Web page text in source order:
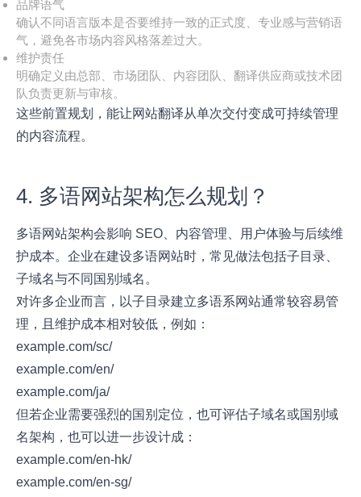
品牌语气
确认不同语言版本是否要维持一致的正式度、专业感与营销语
气，避免各市场内容风格落差过大。
维护责任
明确定义由总部、市场团队、内容团队、翻译供应商或技术团
队负责更新与审核。
这些前置规划，能让网站翻译从单次交付变成可持续管理
的内容流程。
4. 多语网站架构怎么规划？
多语网站架构会影响 SEO、内容管理、用户体验与后续维
护成本。企业在建设多语网站时，常见做法包括子目录、
子域名与不同国别域名。
对许多企业而言，以子目录建立多语系网站通常较容易管
理，且维护成本相对较低，例如：
example.com/sc/
example.com/en/
example.com/ja/
但若企业需要强烈的国别定位，也可评估子域名或国别域
名架构，也可以进一步设计成：
example.com/en-hk/
example.com/en-sg/